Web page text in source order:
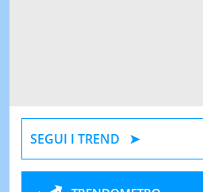
SEGUI I TREND